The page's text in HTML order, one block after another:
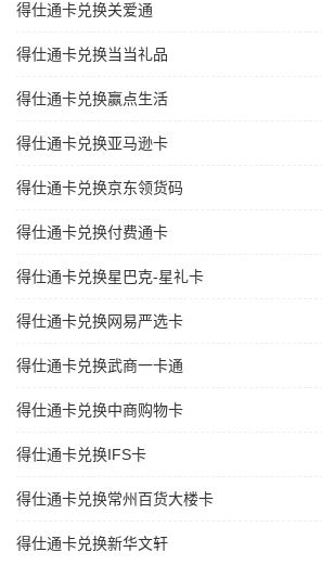
得仕通卡兑换关爱通
得仕通卡兑换当当礼品
得仕通卡兑换赢点生活
得仕通卡兑换亚马逊卡
得仕通卡兑换京东领货码
得仕通卡兑换付费通卡
得仕通卡兑换星巴克-星礼卡
得仕通卡兑换网易严选卡
得仕通卡兑换武商一卡通
得仕通卡兑换中商购物卡
得仕通卡兑换IFS卡
得仕通卡兑换常州百货大楼卡
得仕通卡兑换新华文轩